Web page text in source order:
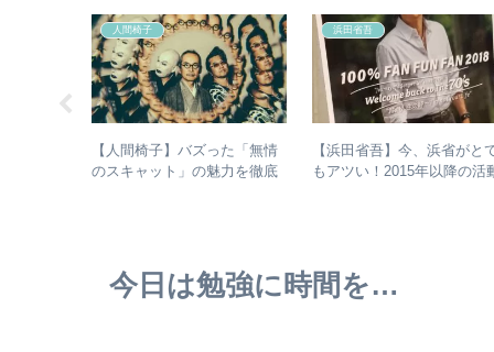
人間椅子
【人間椅子】バズった「無情
のスキャット」の魅力を徹底
浜田省吾
【浜田省吾】今、浜省がと
もアツい！2015年以降の活
今日は勉強に時間を…